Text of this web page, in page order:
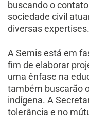
buscando o
sociedade civil
diversas expertises.
A Semis está em
fim de elaborar
uma ênfase na
também buscarão
indígena. A
tolerância e no